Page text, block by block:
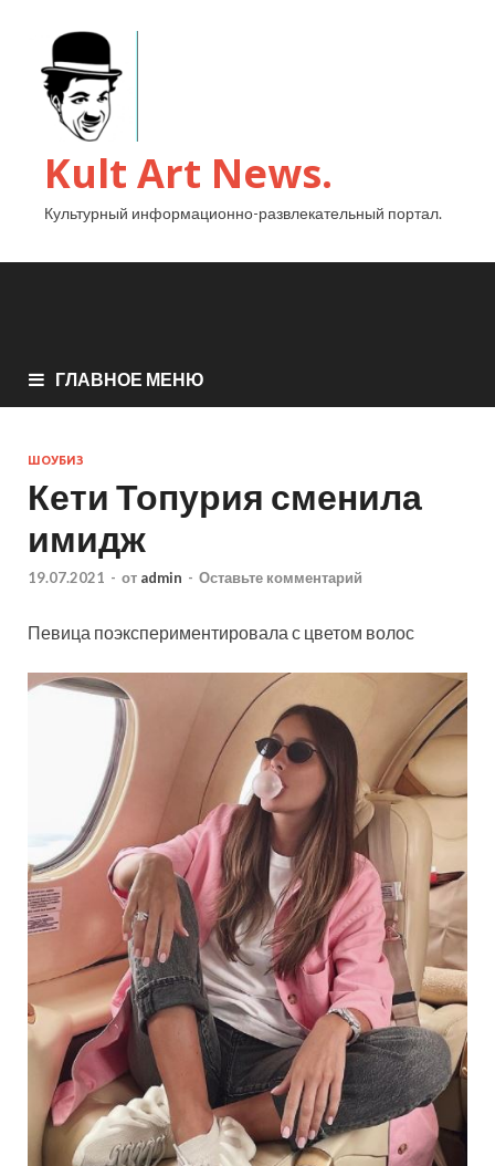
Kult Art News.
Культурный информационно-развлекательный портал.
ГЛАВНОЕ МЕНЮ
ШОУБИЗ
Кети Топурия сменила
имидж
19.07.2021 - от admin - Оставьте комментарий
Певица поэкспериментировала с цветом волос